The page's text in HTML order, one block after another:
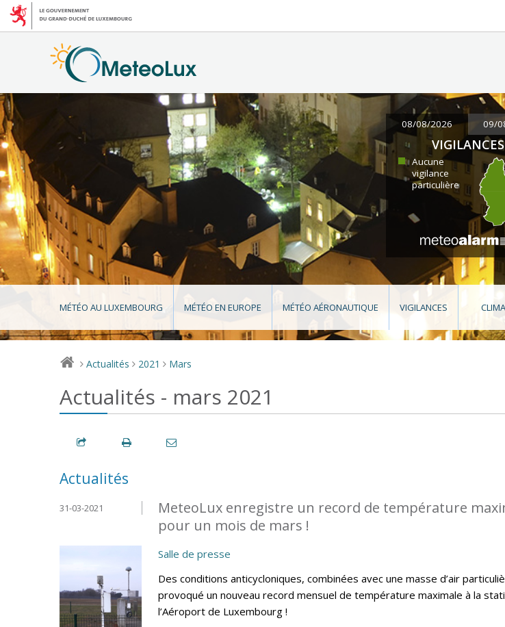
08/08/2026 09/
VIGILANCES
Aucune
vigilance
particulière
MÉTÉO AU LUXEMBOURG MÉTÉO EN EUROPE MÉTÉO AÉRONAUTIQUE VIGILANCES
> Actualités > 2021 > Mars
Actualités - mars 2021
Actualités
MeteoLux enregistre un record de température
pour un mois de mars !
31-03-2021
Salle de presse
Des conditions anticycloniques, combinées avec une masse d’air
provoqué un nouveau record mensuel de température maximale à la
l’Aéroport de Luxembourg !